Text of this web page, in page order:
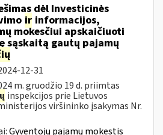
dėl Investicinės
ir informacijos,
mokesčiui apskaičiuoti
sąskaitą gautų pajamų
12-31
m. gruodžio 19 d. priimtas
inspekcijos prie Lietuvos
viršininko įsakymas Nr.
Gyventojų pajamų mokestis